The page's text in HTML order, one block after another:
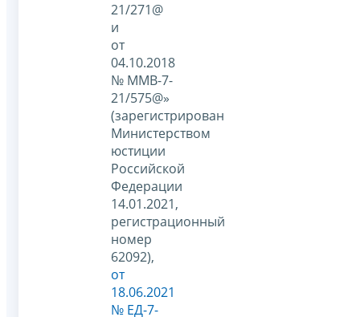
21/271@
и
от
04.10.2018
№ ММВ-7-
21/575@»
(зарегистрирован
Министерством
юстиции
Российской
Федерации
14.01.2021,
регистрационный
номер
62092),
от
18.06.2021
№ ЕД-7-